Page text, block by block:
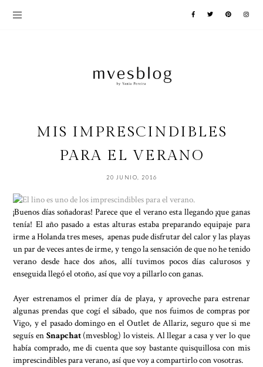
MIS IMPRESCINDIBLES
PARA EL VERANO
20 JUNIO, 2016
¡Buenos días soñadoras! Parece que el verano esta llegando ¡que ganas
tenía! El año pasado a estas alturas estaba preparando equipaje para
irme a Holanda tres meses, apenas pude disfrutar del calor y las playas
un par de veces antes de irme, y tengo la sensación de que no he tenido
verano desde hace dos años, allí tuvimos pocos días calurosos y
enseguida llegó el otoño, así que voy a pillarlo con ganas.
Ayer estrenamos el primer día de playa, y aproveche para estrenar
algunas prendas que cogí el sábado, que nos fuimos de compras por
Vigo, y el pasado domingo en el Outlet de Allariz, seguro que si me
seguís en Snapchat(mvesblog) lo visteis. Al llegar a casa y ver lo que
había comprado, me di cuenta que soy bastante quisquillosa con mis
imprescindibles para verano, así que voy a compartirlo con vosotras.